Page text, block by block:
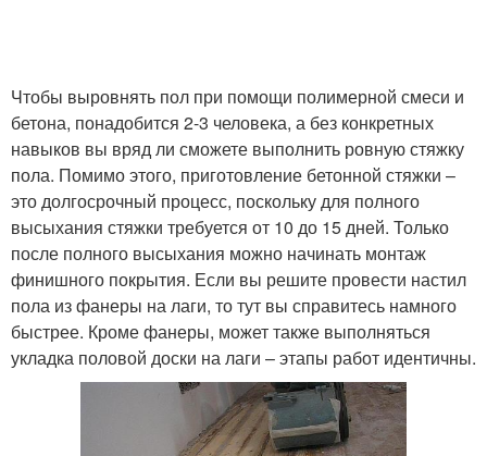
Чтобы выровнять пол при помощи полимерной смеси и
бетона, понадобится 2-3 человека, а без конкретных
навыков вы вряд ли сможете выполнить ровную стяжку
пола. Помимо этого, приготовление бетонной стяжки –
это долгосрочный процесс, поскольку для полного
высыхания стяжки требуется от 10 до 15 дней. Только
после полного высыхания можно начинать монтаж
финишного покрытия. Если вы решите провести настил
пола из фанеры на лаги, то тут вы справитесь намного
быстрее. Кроме фанеры, может также выполняться
укладка половой доски на лаги – этапы работ идентичны.